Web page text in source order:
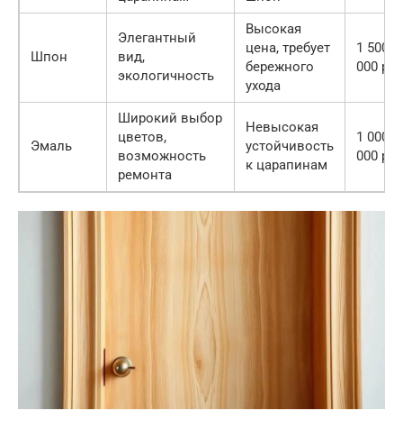
Шпон
Элегантный
вид,
экологичность
Высокая
цена, требует
бережного
ухода
1 500
000
Эмаль
Широкий выбор
цветов,
возможность
ремонта
Невысокая
устойчивость
к царапинам
1 000
000